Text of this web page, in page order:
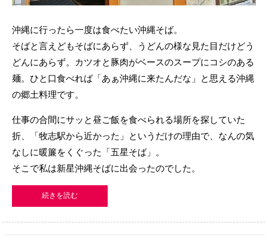
沖縄に行ったら一度は食べたい沖縄そば。
そばと言えどもそばにあらず、うどんの様な見た目だけどう
どんにあらず。カツオと豚肉がベースのスープにコシのある
麺。ひと口食べれば「あぁ沖縄に来たんだな」と思える沖縄
の郷土料理です。
仕事の合間にサッと昼ご飯を食べられる場所を探していた
折、「牧志駅から近かった」というだけの理由で、なんの気
なしに暖簾をくぐった「五星そば」。
そこで私は新星沖縄そばに出会ったのでした。
続きを読む